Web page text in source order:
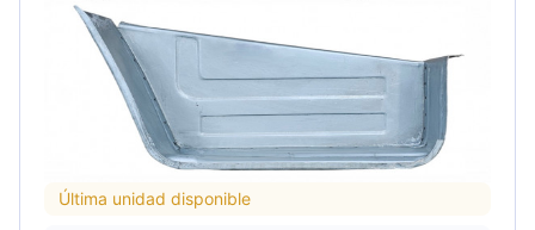
Última unidad disponible